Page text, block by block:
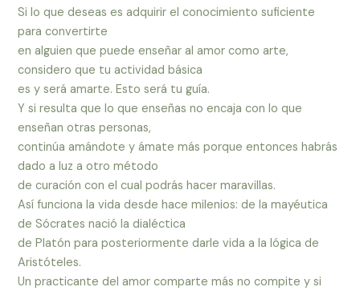
Si lo que deseas es adquirir el conocimiento suficiente
para convertirte
en alguien que puede enseñar al amor como arte,
considero que tu actividad básica
es y será amarte. Esto será tu guía.
Y si resulta que lo que enseñas no encaja con lo que
enseñan otras personas,
continúa amándote y ámate más porque entonces habrás
dado a luz a otro método
de curación con el cual podrás hacer maravillas.
Así funciona la vida desde hace milenios: de la mayéutica
de Sócrates nació la dialéctica
de Platón para posteriormente darle vida a la lógica de
Aristóteles.
Un practicante del amor comparte más no compite y si